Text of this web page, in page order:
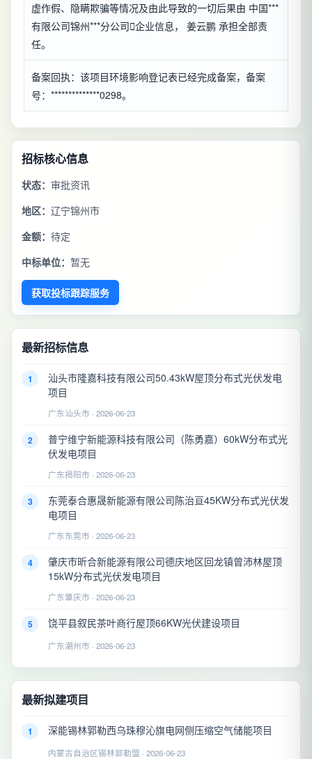
虚作假、隐瞒欺骗等情况及由此导致的一切后果由 中国***
有限公司锦州***分公司企业信息， 姜云鹏 承担全部责
任。
备案回执：该项目环境影响登记表已经完成备案，备案
号：**************0298。
招标核心信息
状态： 审批资讯
地区： 辽宁锦州市
金额： 待定
中标单位： 暂无
获取投标跟踪服务
最新招标信息
1
汕头市隆嘉科技有限公司50.43kW屋顶分布式光伏发电
项目
广东汕头市 · 2026-06-23
2
普宁维宁新能源科技有限公司（陈勇嘉）60kW分布式光
伏发电项目
广东揭阳市 · 2026-06-23
3
东莞泰合惠晟新能源有限公司陈治亘45KW分布式光伏发
电项目
广东东莞市 · 2026-06-23
4
肇庆市昕合新能源有限公司德庆地区回龙镇曾沛林屋顶
15kW分布式光伏发电项目
广东肇庆市 · 2026-06-23
5 饶平县叙民茶叶商行屋顶66KW光伏建设项目
广东潮州市 · 2026-06-23
最新拟建项目
1 深能锡林郭勒西乌珠穆沁旗电网侧压缩空气储能项目
内蒙古自治区锡林郭勒盟 · 2026-06-23